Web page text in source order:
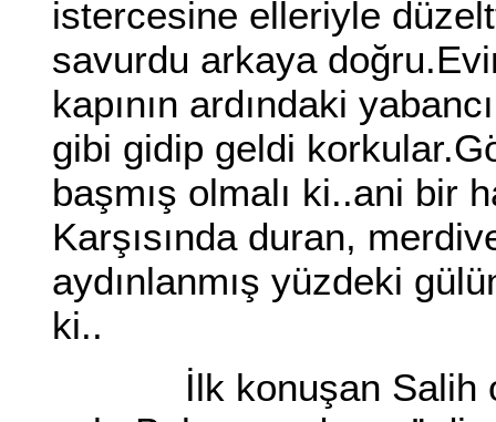
istercesine elleriyle
savurdu arkaya
kapının ardındaki
gibi gidip geldi
başmış olmalı ki..ani bir
Karşısında duran,
aydınlanmış yüzdeki
ki..
İlk konuşan Salih